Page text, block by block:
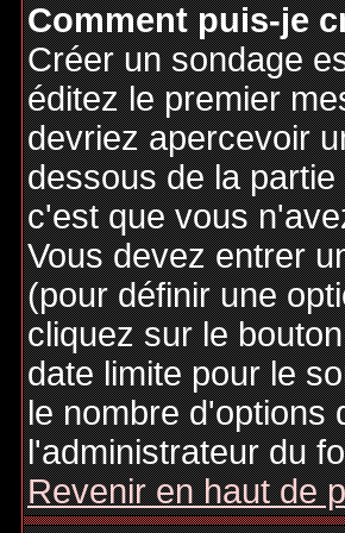
Comment puis-je
Créer un sondage
éditez le premier
devriez apercevoir
dessous de la partie
c'est que vous
Vous devez entrer
(pour définir une
cliquez sur le
date limite pour le
le nombre d'options
l'administrateur du
Revenir en haut de